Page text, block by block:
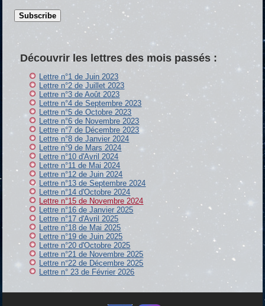
Découvrir les lettres des mois passés :
Lettre n°1 de Juin 2023
Lettre n°2 de Juillet 2023
Lettre n°3 de Août 2023
Lettre n°4 de Septembre 2023
Lettre n°5 de Octobre 2023
Lettre n°6 de Novembre 2023
Lettre n°7 de Décembre 2023
Lettre n°8 de Janvier 2024
Lettre n°9 de Mars 2024
Lettre n°10 d'Avril 2024
Lettre n°11 de Mai 2024
Lettre n°12 de Juin 2024
Lettre n°13 de Septembre 2024
Lettre n°14 d'Octobre 2024
Lettre n°15 de Novembre 2024
Lettre n°16 de Janvier 2025
Lettre n°17 d'Avril 2025
Lettre n°18 de Mai 2025
Lettre n°19 de Juin 2025
Lettre n°20 d'Octobre 2025
Lettre n°21 de Novembre 2025
Lettre n°22 de Décembre 2025
Lettre n° 23 de Février 2026